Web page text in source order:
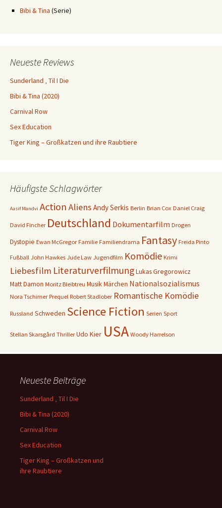
Bibi & Tina (Serie)
Neueste Reviews
Sunderland ‚ Til I Die
Bibi & Tina (2020)
Carnival Row
Sex Education
Tiger King – Großkatzen und ihre Raubtiere
Häufigste Schlagwörter
Aasif Mandvi Action Aliens Andy Serkis Berlin Brian Cox Daniel Craig
David Fincher Deutschland Dokumentarfilm Drogen
Dystopie Ewan McGregor Familie Familiendrama Fantasy Freida Pinto
Fußball John Hawkes Jude Law Jugendfilm Komödie Krimi
Liebesfilm LiteraturverfilmungLukas Gregorowicz
Matt Damon Moritz Bleibtreu MusikMärchen Nationalsozialismus
Nora Tschirner Prequel Robert Stadlober Romantische Komödie
Russland Schweden Science Fiction Serien Sport
Stellan Skarsgård Thriller Udo Kier USA Woody Harrelson
Neueste Beiträge
Sunderland ‚ Til I Die
Bibi & Tina (2020)
Carnival Row
Sex Education
Tiger King – Großkatzen und
ihre Raubtiere